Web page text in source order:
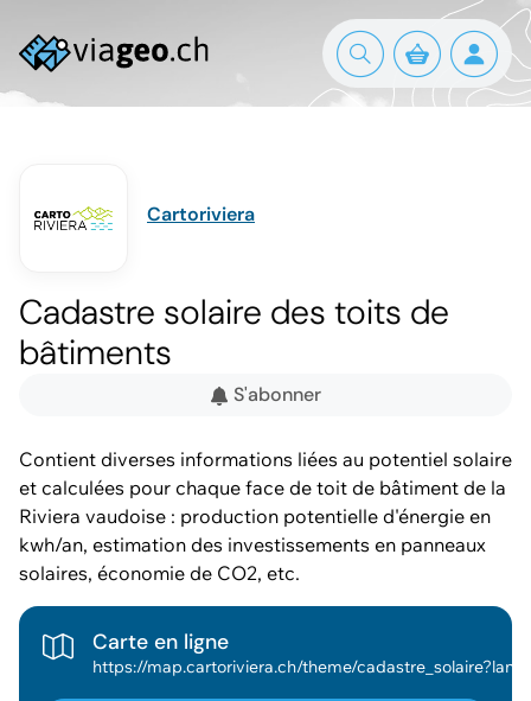
Cartoriviera
Cadastre solaire des toits de
bâtiments
S'abonner
Contient diverses informations liées au potentiel solaire
et calculées pour chaque face de toit de bâtiment de la
Riviera vaudoise : production potentielle d'énergie en
kwh/an, estimation des investissements en panneaux
solaires, économie de CO2, etc.
Carte en ligne